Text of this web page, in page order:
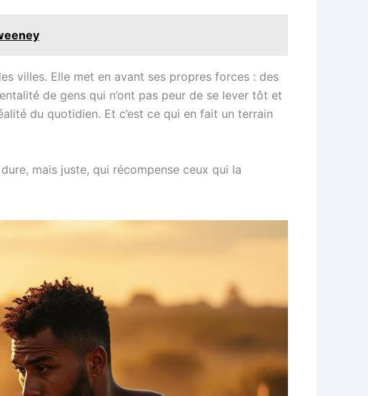
villes. Elle met en avant ses propres forces : des
de gens qui n’ont pas peur de se lever tôt et
du quotidien. Et c’est ce qui en fait un terrain
mais juste, qui récompense ceux qui la